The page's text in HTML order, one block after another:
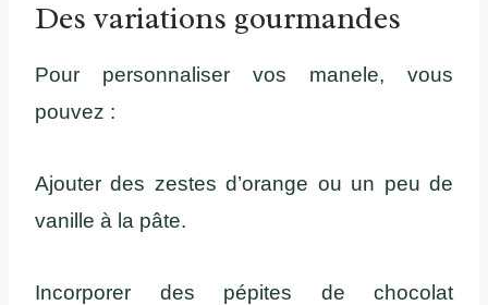
Des variations gourmandes
Pour personnaliser vos manele, vous
pouvez :
Ajouter des zestes d’orange ou un peu de
vanille à la pâte.
Incorporer des pépites de chocolat